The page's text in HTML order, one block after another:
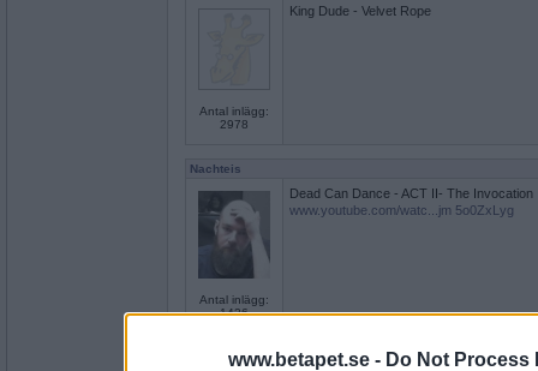
www.betapet.se - Do Not Process
Antal inlägg:
2978
King Dude - Velvet Rope
Nachteis
Antal inlägg:
1426
Dead Can Dance - ACT II- The Invocation
www.youtube.com/watc...jm 5o0ZxLyg
6972mona- Ej medlem längre